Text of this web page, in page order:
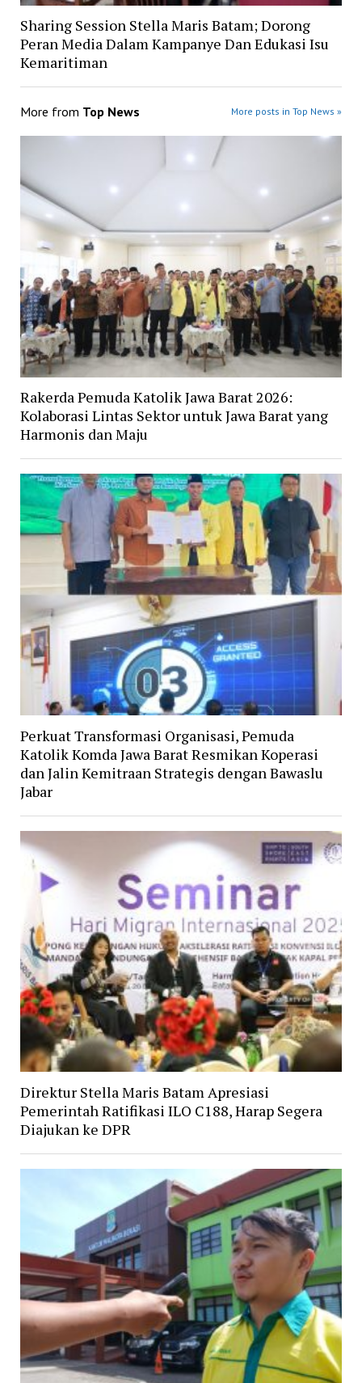
Sharing Session Stella Maris Batam; Dorong
Peran Media Dalam Kampanye Dan Edukasi Isu
Kemaritiman
More from Top News More posts in Top News »
Rakerda Pemuda Katolik Jawa Barat 2026:
Kolaborasi Lintas Sektor untuk Jawa Barat yang
Harmonis dan Maju
Perkuat Transformasi Organisasi, Pemuda
Katolik Komda Jawa Barat Resmikan Koperasi
dan Jalin Kemitraan Strategis dengan Bawaslu
Jabar
Direktur Stella Maris Batam Apresiasi
Pemerintah Ratifikasi ILO C188, Harap Segera
Diajukan ke DPR